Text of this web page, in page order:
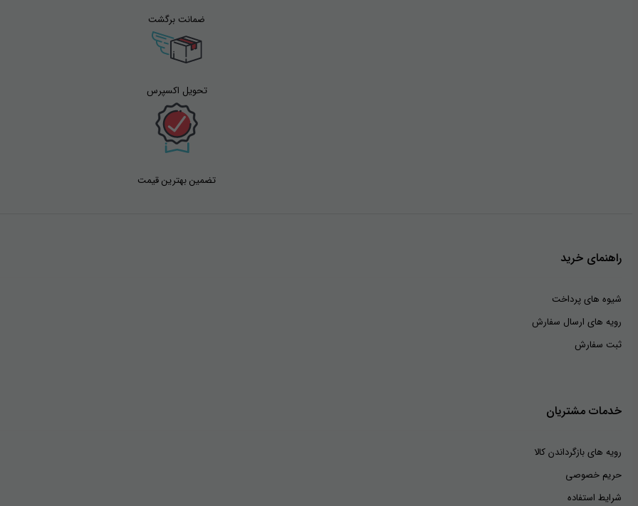
ضمانت برگشت
تحویل اکسپرس
تضمین بهترین قیمت
راهنمای خرید
شیوه های پرداخت
رویه های ارسال سفارش
ثبت سفارش
خدمات مشتریان
رویه های بازگرداندن کالا
حریم خصوصی
شرایط استفاده